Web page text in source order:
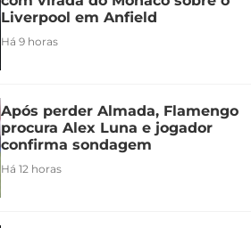
Liverpool em Anfield
Há 9 horas
Após perder Almada, Flamengo
procura Alex Luna e jogador
confirma sondagem
Há 12 horas